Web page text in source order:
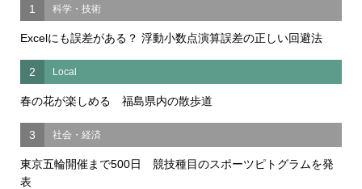
1 科学・技術
Excelにも誤差がある？ 浮動小数点演算誤差の正しい回避法
2 Local
春の花が楽しめる 福島県内の散歩道
3 社会・経済
東京五輪開催まで500日 競技種目のスポーツピトグラムを発
表